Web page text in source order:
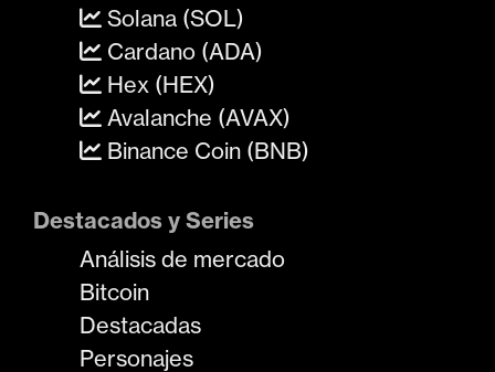
Solana (SOL)
Cardano (ADA)
Hex (HEX)
Avalanche (AVAX)
Binance Coin (BNB)
Destacados y Series
Análisis de mercado
Bitcoin
Destacadas
Personajes